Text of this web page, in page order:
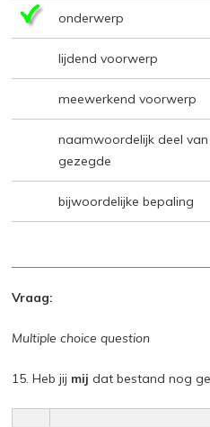
onderwerp
lijdend voorwerp
meewerkend voorwerp
naamwoordelijk deel
gezegde
bijwoordelijke bepaling
Vraag:
Multiple choice question
15. Heb jij mij dat bestand nog